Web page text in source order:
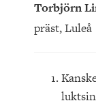
Torbjörn
präst, Luleå